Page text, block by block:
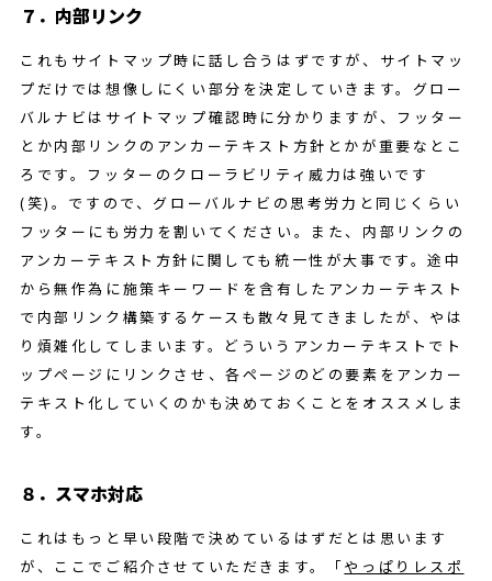
７．内部リンク
これもサイトマップ時に話し合うはずですが、サイトマッ
プだけでは想像しにくい部分を決定していきます。グロー
バルナビはサイトマップ確認時に分かりますが、フッター
とか内部リンクのアンカーテキスト方針とかが重要なとこ
ろです。フッターのクローラビリティ威力は強いです
(笑)。ですので、グローバルナビの思考労力と同じくらい
フッターにも労力を割いてください。また、内部リンクの
アンカーテキスト方針に関しても統一性が大事です。途中
から無作為に施策キーワードを含有したアンカーテキスト
で内部リンク構築するケースも散々見てきましたが、やは
り煩雑化してしまいます。どういうアンカーテキストでト
ップページにリンクさせ、各ページのどの要素をアンカー
テキスト化していくのかも決めておくことをオススメしま
す。
８．スマホ対応
これはもっと早い段階で決めているはずだとは思います
が、ここでご紹介させていただきます。「やっぱりレスポ